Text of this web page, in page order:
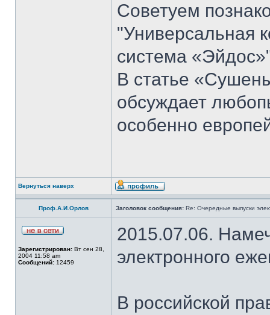
Советуем
"Универсальная
система
В статье
обсуждает
особенно
Вернуться наверх
Проф.А.И.Орлов Заголовок сообщения: Re: Очередные выпуски
Зарегистрирован: Вт сен 28,
2004 11:58 am
Сообщений: 12459
2015.07.06.
электронного
В российской